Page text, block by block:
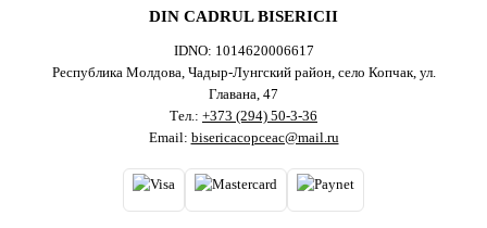
DIN CADRUL BISERICII
IDNO: 1014620006617
Республика Молдова, Чадыр-Лунгский район, село Копчак, ул.
Главана, 47
Тел.: +373 (294) 50-3-36
Email: bisericacopceac@mail.ru